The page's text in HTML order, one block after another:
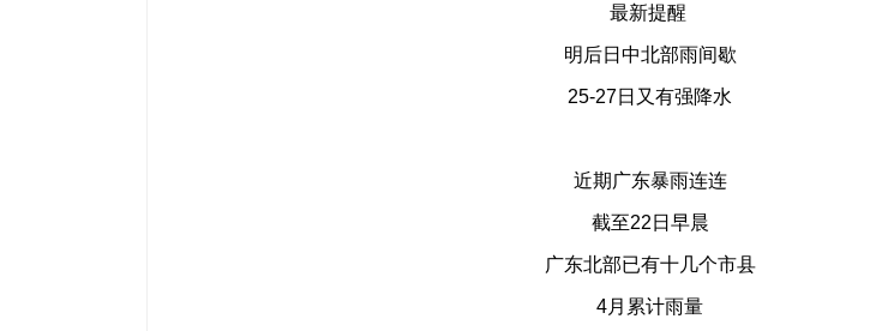
最新提醒
明后日中北部雨间歇
25-27日又有强降水
近期广东暴雨连连
截至22日早晨
广东北部已有十几个市县
4月累计雨量